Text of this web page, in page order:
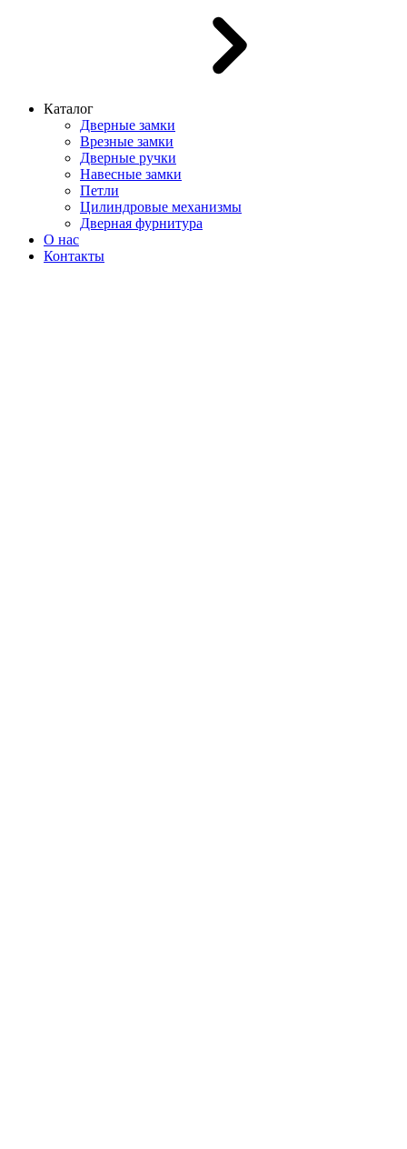
Каталог
Дверные замки
Врезные замки
Дверные ручки
Навесные замки
Петли
Цилиндровые механизмы
Дверная фурнитура
О нас
Контакты